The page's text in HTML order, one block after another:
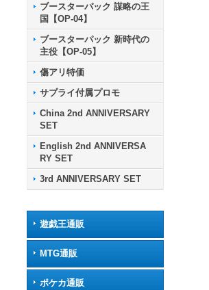
ブースターパック 謀略の王
国【OP-04】
ブースターパック 新時代の
主役【OP-05】
傷アリ特価
サプライ付属プロモ
China 2nd ANNIVERSARY
SET
English 2nd ANNIVERSA
RY SET
3rd ANNIVERSARY SET
遊戯王通販
MTG通販
ポケカ通販